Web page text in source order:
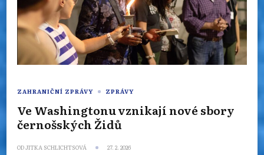
ZAHRANIČNÍ ZPRÁVY ZPRÁVY
Ve Washingtonu vznikají nové sbory
černošských Židů
ODJITKA SCHLICHTSOVÁ 27. 2. 2026